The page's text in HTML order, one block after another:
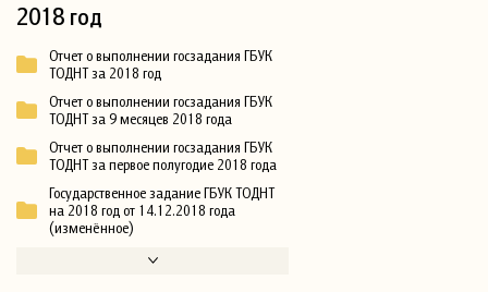
2018 год
Отчет о выполнении госзадания ГБУК
ТОДНТ за 2018 год
Отчет о выполнении госзадания ГБУК
ТОДНТ за 9 месяцев 2018 года
Отчет о выполнении госзадания ГБУК
ТОДНТ за первое полугодие 2018 года
Государственное задание ГБУК ТОДНТ
на 2018 год от 14.12.2018 года
(изменённое)